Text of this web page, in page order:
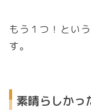
もう１つ！とい
す。
素晴らしかっ